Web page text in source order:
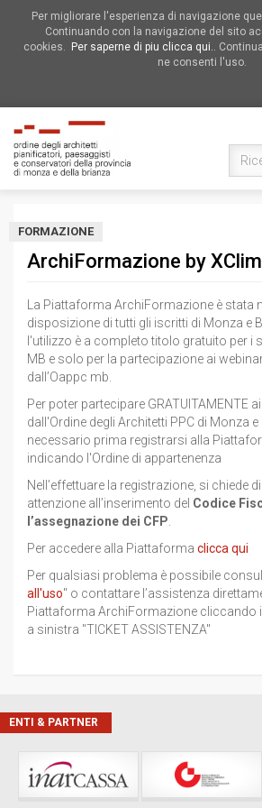
Per migliorare l'esperienza di navigazione
Continuando con la navigazione del sito
cookies.
Per saperne di piu clicca qui..
ne consenti l'uso.
FORMAZIONE
ArchiFormazione by
La Piattaforma ArchiFormazione è stata
disposizione di tutti gli iscritti di Monza e
l'utilizzo è a completo titolo gratuito per i
MB e solo per la partecipazione ai
dall’Oappc mb.
Per poter partecipare GRATUITAMENTE
dall'Ordine degli Architetti PPC di Monza e
necessario prima registrarsi alla
indicando l'Ordine di appartenenza
Nell’effettuare la registrazione, si chiede
attenzione all’inserimento del Codice
l’assegnazione dei CFP
Per accedere alla Piattaforma clicca qui
Per qualsiasi problema è possibile
all'uso" o contattare l’assistenza
Piattaforma ArchiFormazione cliccando
a sinistra "TICKET ASSISTENZA"
ENTI & PARTNER